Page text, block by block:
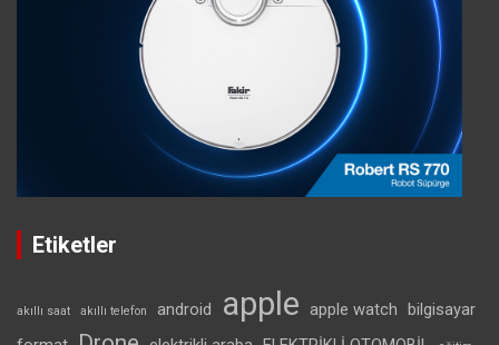
Etiketler
akıllı saat akıllı telefon android apple apple watch bilgisayar